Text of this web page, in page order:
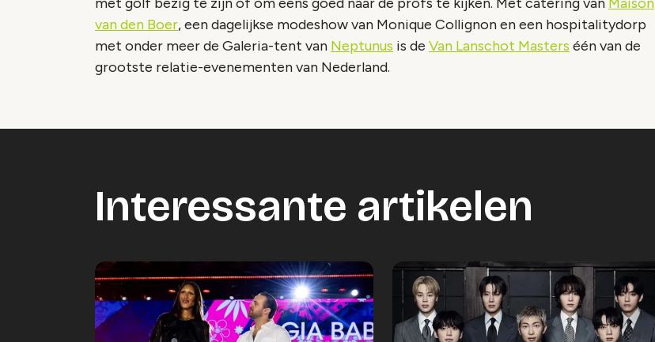
van den Boer, een dagelijkse modeshow van Monique Collignon en een hospitalitydorp
met onder meer de Galeria-tent van Neptunus is de Van Lanschot Masters één van de
grootste relatie-evenementen van Nederland.
Interessante artikelen